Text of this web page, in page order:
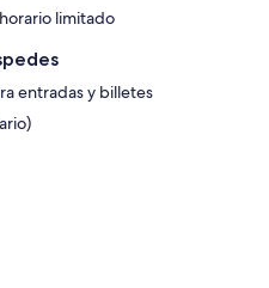
limitado
entradas y billetes